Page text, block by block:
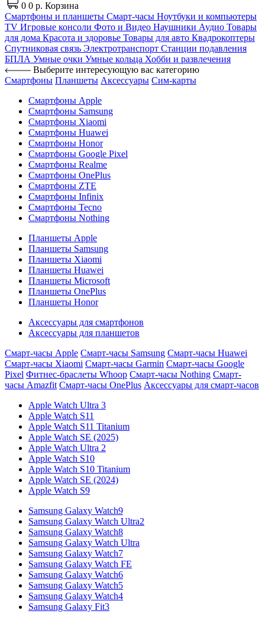
0 0 р. Корзина
Смартфоны и планшеты Смарт-часы Ноутбуки и компьютеры
TV Игровые консоли Фото и Видео Наушники Аудио Товары
для дома Красота и здоровье Товары для авто Квадрокоптеры
Спутниковая связь Электротранспорт Станции подавления
БПЛА Умные очки Умные кольца Хобби и развлечения
Выберите интересующую вас категорию
Смартфоны Планшеты Аксессуары Сим-карты
Смартфоны Apple
Смартфоны Samsung
Смартфоны Xiaomi
Смартфоны Huawei
Смартфоны Honor
Смартфоны Google Pixel
Смартфоны Realme
Смартфоны OnePlus
Смартфоны ZTE
Смартфоны Infinix
Смартфоны Tecno
Смартфоны Nothing
Планшеты Apple
Планшеты Samsung
Планшеты Xiaomi
Планшеты Huawei
Планшеты Microsoft
Планшеты OnePlus
Планшеты Honor
Аксессуары для смартфонов
Аксессуары для планшетов
Смарт-часы Apple Смарт-часы Samsung Смарт-часы Huawei
Смарт-часы Xiaomi Смарт-часы Garmin Смарт-часы Google
Pixel Фитнес-браслеты Whoop Смарт-часы Nothing Смарт-
часы Amazfit Смарт-часы OnePlus Аксессуары для смарт-часов
Apple Watch Ultra 3
Apple Watch S11
Apple Watch S11 Titanium
Apple Watch SE (2025)
Apple Watch Ultra 2
Apple Watch S10
Apple Watch S10 Titanium
Apple Watch SE (2024)
Apple Watch S9
Samsung Galaxy Watch9
Samsung Galaxy Watch Ultra2
Samsung Galaxy Watch8
Samsung Galaxy Watch Ultra
Samsung Galaxy Watch7
Samsung Galaxy Watch FE
Samsung Galaxy Watch6
Samsung Galaxy Watch5
Samsung Galaxy Watch4
Samsung Galaxy Fit3